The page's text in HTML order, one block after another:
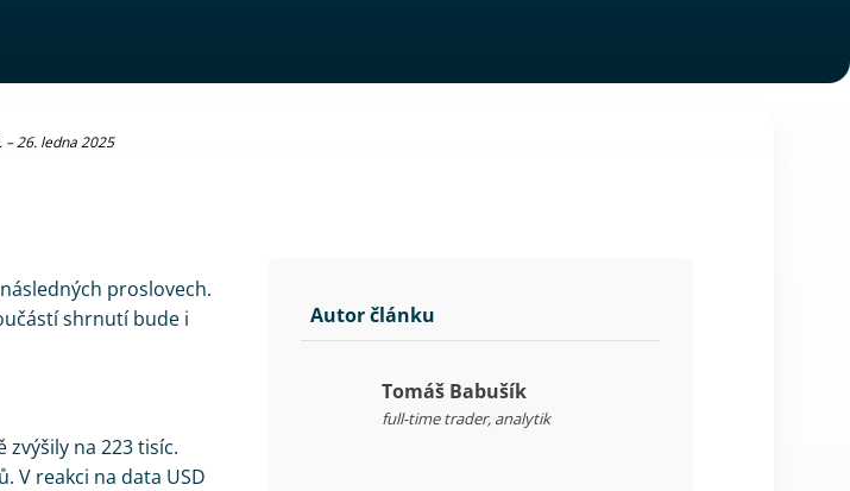
26. ledna 2025
proslovech.
shrnutí bude i
na 223 tisíc.
V reakci na data USD
Autor článku
Tomáš Babušík
full-time trader, analytik